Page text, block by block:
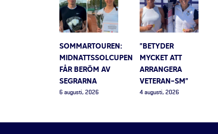
SOMMARTOUREN:
MIDNATTSSOLCUPEN
FÅR BERÖM AV
SEGRARNA
6 augusti, 2026
”BETYDER
MYCKET ATT
ARRANGERA
VETERAN-SM”
4 augusti, 2026